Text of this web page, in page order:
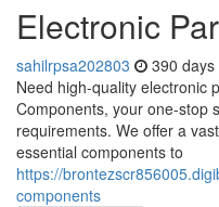
Electronic
sahilrpsa202803 390 days
Need high-quality electronic
Components, your one-stop
requirements. We offer a
essential components to
https://
components